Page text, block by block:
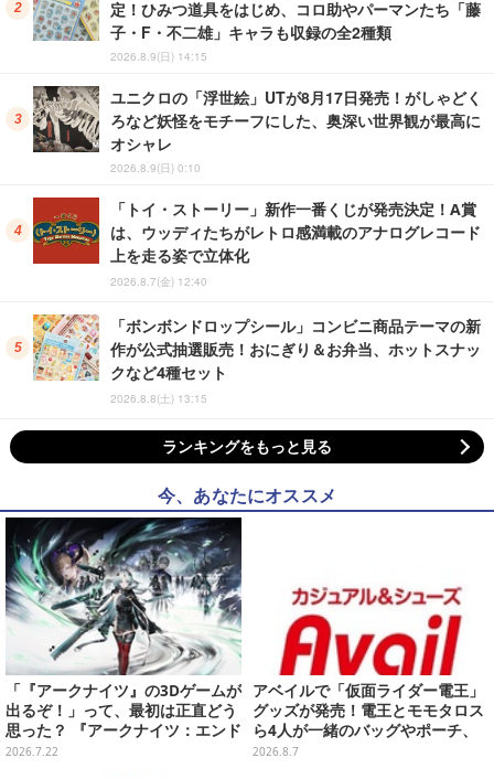
定！ひみつ道具をはじめ、コロ助やパーマンたち「藤
子・F・不二雄」キャラも収録の全2種類
2026.8.9(日) 14:15
ユニクロの「浮世絵」UTが8月17日発売！がしゃどく
ろなど妖怪をモチーフにした、奥深い世界観が最高に
オシャレ
2026.8.9(日) 0:10
「トイ・ストーリー」新作一番くじが発売決定！A賞
は、ウッディたちがレトロ感満載のアナログレコード
上を走る姿で立体化
2026.8.7(金) 12:40
「ボンボンドロップシール」コンビニ商品テーマの新
作が公式抽選販売！おにぎり＆お弁当、ホットスナッ
クなど4種セット
2026.8.8(土) 13:15
ランキングをもっと見る
今、あなたにオススメ
「『アークナイツ』の3Dゲームが
出るぞ！」って、最初は正直どう
思った？ 『アークナイツ：エンド
フィールド』リリース半年を機
2026.7.22
アベイルで「仮面ライダー電王」
グッズが発売！電王とモモタロス
ら4人が一緒のバッグやポーチ、
収納ボックスも
2026.8.7